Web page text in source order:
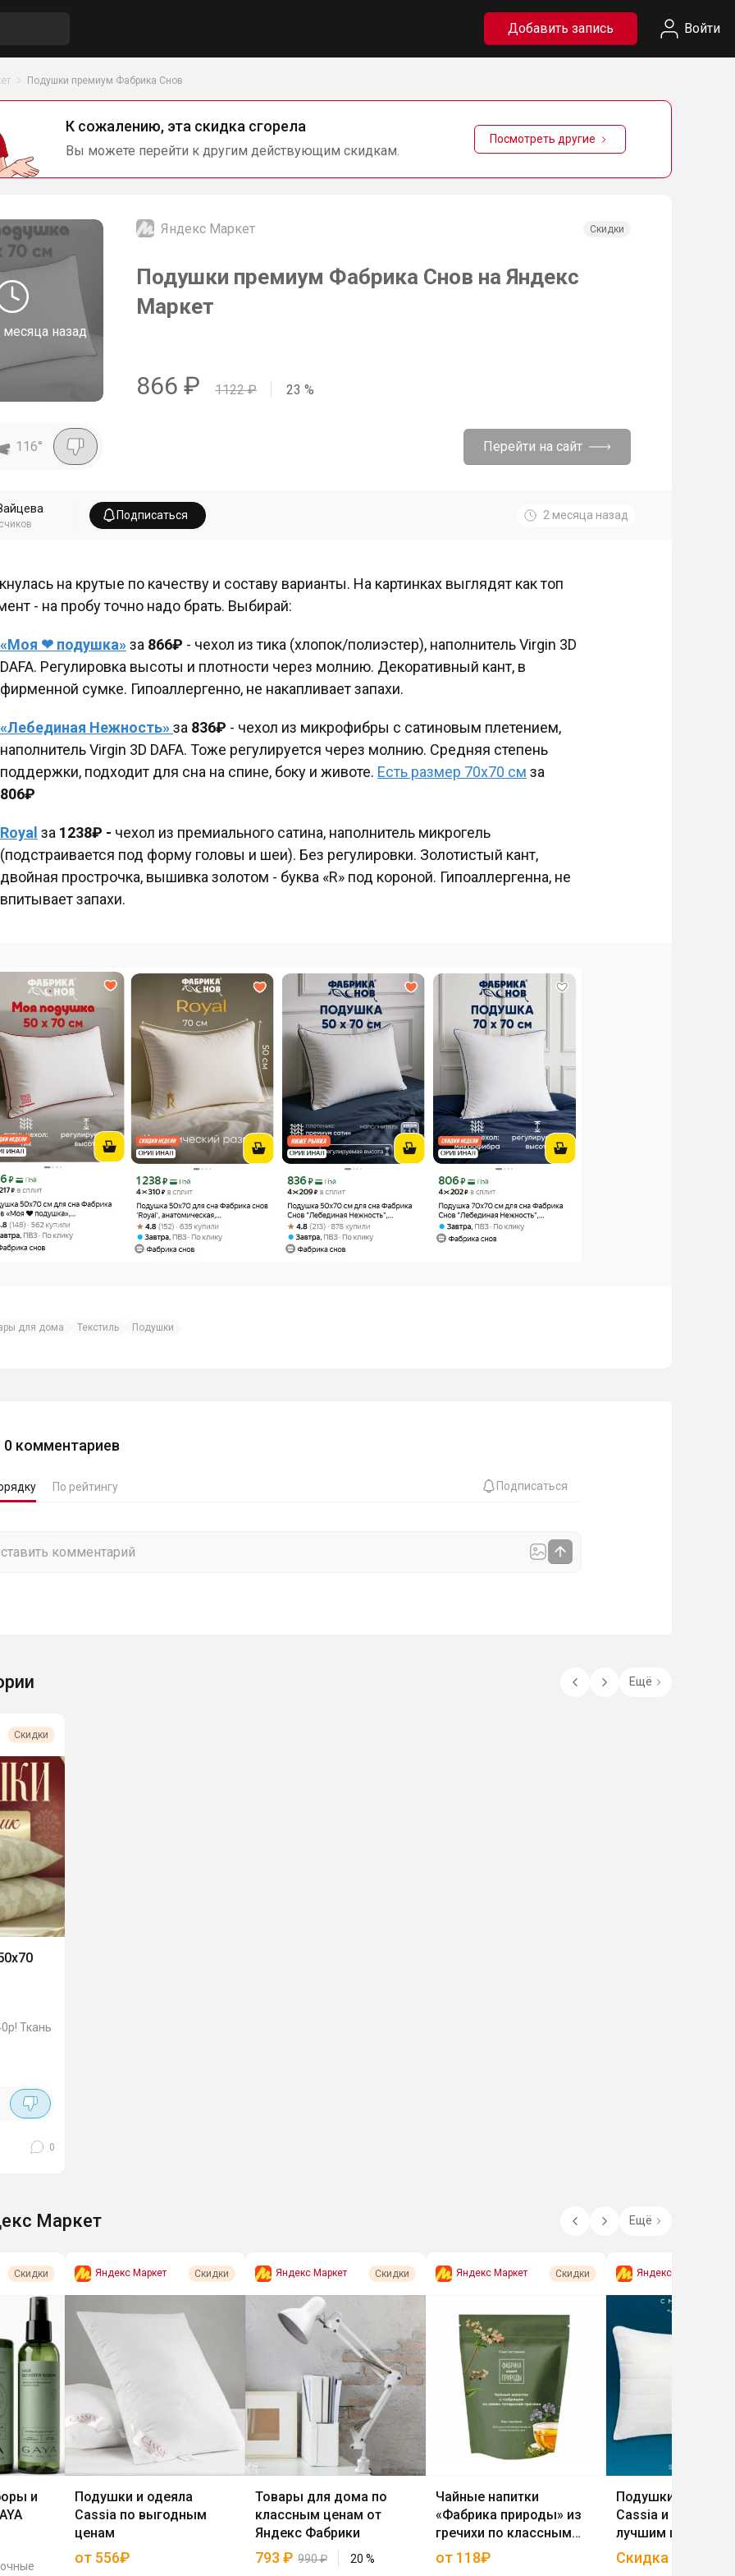
Добавить запись Войти
Подушки премиум Фабрика Снов
К сожалению, эта скидка сгорела
Вы можете перейти к другим действующим скидкам.
Посмотреть другие
месяца назад
Яндекс Маркет Скидки
Подушки премиум Фабрика Снов на Яндекс
Маркет
866 ₽ 1122₽ 23 %
116° Перейти на сайт
Подписаться 2 месяца назад
на крутые по качеству и составу варианты. На картинках выглядят как топ
- на пробу точно надо брать. Выбирай:
«Моя ❤ подушка»за 866₽ - чехол из тика (хлопок/полиэстер), наполнитель Virgin 3D
DAFA. Регулировка высоты и плотности через молнию. Декоративный кант, в
фирменной сумке. Гипоаллергенно, не накапливает запахи.
«Лебединая Нежность»за 836₽ - чехол из микрофибры с сатиновым плетением,
наполнитель Virgin 3D DAFA. Тоже регулируется через молнию. Средняя степень
поддержки, подходит для сна на спине, боку и животе. Есть размер 70x70 см за
806₽
Royal за 1238₽ - чехол из премиального сатина, наполнитель микрогель
(подстраивается под форму головы и шеи). Без регулировки. Золотистый кант,
двойная прострочка, вышивка золотом - буква «R» под короной. Гипоаллергенна, не
впитывает запахи.
для дома Текстиль Подушки
0 комментариев
По рейтингу Подписаться
Ещё
Скидки
Ткань
0
Маркет Ещё
Скидки
и
Яндекс Маркет Скидки
Подушки и одеяла
Cassia по выгодным
ценам
от 556₽
Яндекс Маркет Скидки
Товары для дома по
классным ценам от
Яндекс Фабрики
793 ₽ 990₽ 20 %
Яндекс Маркет Скидки
Чайные напитки
«Фабрика природы» из
гречихи по классным
ценам
от 118₽
Яндекс Маркет
Подушки
Cassia и DOME по
лучшим ценам
Скидка